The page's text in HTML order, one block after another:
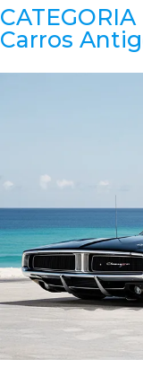
CATEGORIA
Carros